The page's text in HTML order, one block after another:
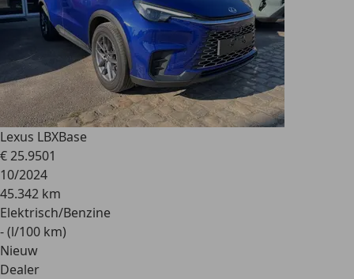
Lexus LBXBase
€ 25.9501
10/2024
45.342 km
Elektrisch/Benzine
- (l/100 km)
Nieuw
Dealer